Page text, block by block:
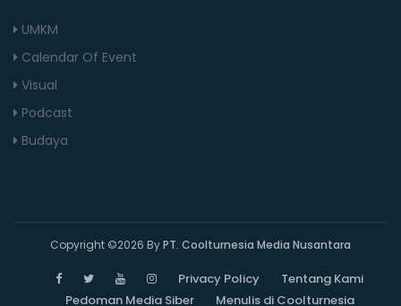
UMKM
Calendar Of Event
Visual
Podcast
Budaya
Copyright ©2026 ByPT. Coolturnesia Media Nusantara
Privacy Policy
Tentang Kami
Pedoman Media Siber
Menulis di Coolturnesia